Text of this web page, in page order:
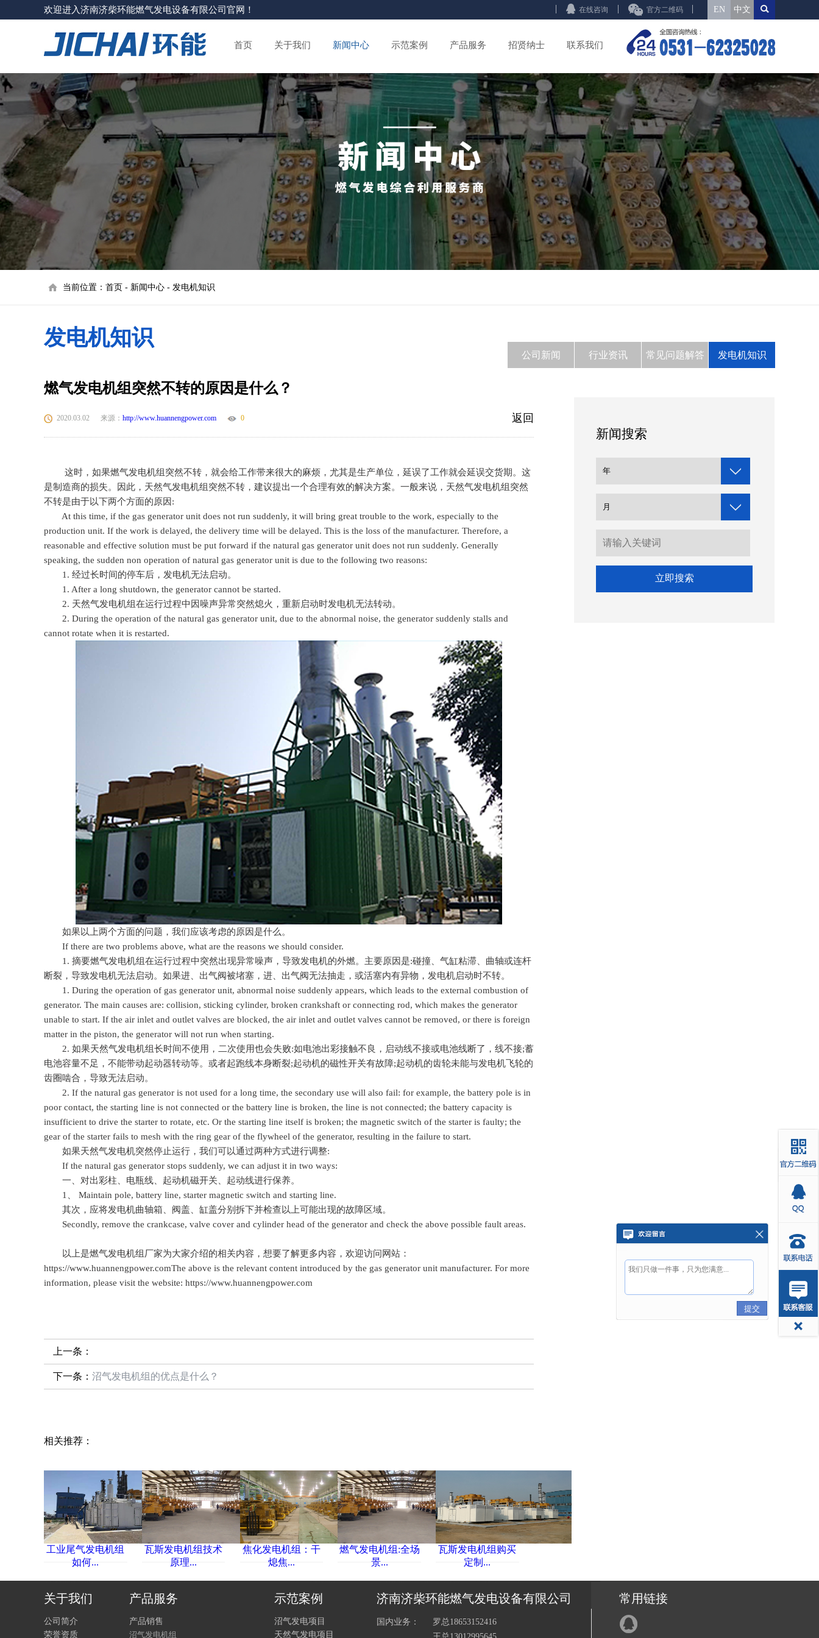
在线咨询 官方二维码 EN 中文
欢迎进入济南济柴环能燃气发电设备有限公司官网！
首页 关于我们 新闻中心 示范案例 产品服务 招贤纳士 联系我们
当前位置： 首页 - 新闻中心 - 发电机知识
公司新闻 行业资讯 常见问题解答 发电机知识
发电机知识
燃气发电机组突然不转的原因是什么？
返回
2020.03.02 来源： http://www.huannengpower.com 0
这时，如果燃气发电机组突然不转，就会给工作带来很大的麻烦，尤其是生产单位，延误了工作就会延误交货期。这
是制造商的损失。因此，天然气发电机组突然不转，建议提出一个合理有效的解决方案。一般来说，天然气发电机组突然
不转是由于以下两个方面的原因:
At this time, if the gas generator unit does not run suddenly, it will bring great trouble to the work, especially to the
production unit. If the work is delayed, the delivery time will be delayed. This is the loss of the manufacturer. Therefore, a
reasonable and effective solution must be put forward if the natural gas generator unit does not run suddenly. Generally
speaking, the sudden non operation of natural gas generator unit is due to the following two reasons:
1. 经过长时间的停车后，发电机无法启动。
1. After a long shutdown, the generator cannot be started.
2. 天然气发电机组在运行过程中因噪声异常突然熄火，重新启动时发电机无法转动。
2. During the operation of the natural gas generator unit, due to the abnormal noise, the generator suddenly stalls and
cannot rotate when it is restarted.
如果以上两个方面的问题，我们应该考虑的原因是什么。
If there are two problems above, what are the reasons we should consider.
1. 摘要燃气发电机组在运行过程中突然出现异常噪声，导致发电机的外燃。主要原因是:碰撞、气缸粘滞、曲轴或连杆
断裂，导致发电机无法启动。如果进、出气阀被堵塞，进、出气阀无法抽走，或活塞内有异物，发电机启动时不转。
1. During the operation of gas generator unit, abnormal noise suddenly appears, which leads to the external combustion of
generator. The main causes are: collision, sticking cylinder, broken crankshaft or connecting rod, which makes the generator
unable to start. If the air inlet and outlet valves are blocked, the air inlet and outlet valves cannot be removed, or there is foreign
matter in the piston, the generator will not run when starting.
2. 如果天然气发电机组长时间不使用，二次使用也会失败:如电池出彩接触不良，启动线不接或电池线断了，线不接;蓄
电池容量不足，不能带动起动器转动等。或者起跑线本身断裂;起动机的磁性开关有故障;起动机的齿轮未能与发电机飞轮的
齿圈啮合，导致无法启动。
2. If the natural gas generator is not used for a long time, the secondary use will also fail: for example, the battery pole is in
poor contact, the starting line is not connected or the battery line is broken, the line is not connected; the battery capacity is
insufficient to drive the starter to rotate, etc. Or the starting line itself is broken; the magnetic switch of the starter is faulty; the
gear of the starter fails to mesh with the ring gear of the flywheel of the generator, resulting in the failure to start.
如果天然气发电机突然停止运行，我们可以通过两种方式进行调整:
If the natural gas generator stops suddenly, we can adjust it in two ways:
一、对出彩柱、电瓶线、起动机磁开关、起动线进行保养。
1、 Maintain pole, battery line, starter magnetic switch and starting line.
其次，应将发电机曲轴箱、阀盖、缸盖分别拆下并检查以上可能出现的故障区域。
Secondly, remove the crankcase, valve cover and cylinder head of the generator and check the above possible fault areas.
以上是燃气发电机组厂家为大家介绍的相关内容，想要了解更多内容，欢迎访问网站：
https://www.huannengpower.comThe above is the relevant content introduced by the gas generator unit manufacturer. For more
information, please visit the website: https://www.huannengpower.com
上一条：
下一条： 沼气发电机组的优点是什么？
相关推荐：
工业尾气发电机组
如何...
瓦斯发电机组技术
原理...
焦化发电机组：干
熄焦...
燃气发电机组:全场
景...
瓦斯发电机组购买
定制...
新闻搜索
关于我们
公司简介
荣誉资质
产品服务
产品销售
沼气发电机组
示范案例
沼气发电项目
天然气发电项目
济南济柴环能燃气发电设备有限公司
国内业务：
罗总18653152416
常用链接